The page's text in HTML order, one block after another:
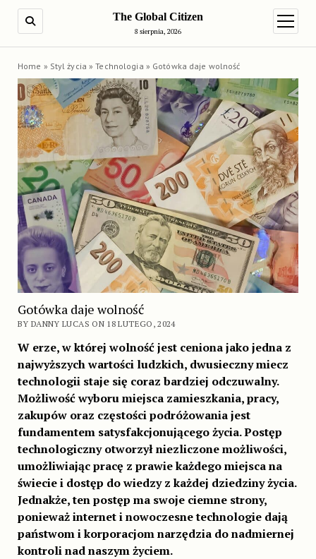
The Global Citizen
8 sierpnia, 2026
open
Home » Styl życia » Technologia » Gotówka daje wolność
Gotówka daje wolność
BY DANNY LUCAS ON 18 LUTEGO, 2024
W erze, w której wolność jest ceniona jako jedna z
najwyższych wartości ludzkich, dwusieczny miecz
technologii staje się coraz bardziej odczuwalny.
Możliwość wyboru miejsca zamieszkania, pracy,
zakupów oraz częstości podróżowania jest
fundamentem satysfakcjonującego życia. Postęp
technologiczny otworzył niezliczone możliwości,
umożliwiając pracę z prawie każdego miejsca na
świecie i dostęp do wiedzy z każdej dziedziny życia.
Jednakże, ten postęp ma swoje ciemne strony,
ponieważ internet i nowoczesne technologie dają
państwom i korporacjom narzędzia do nadmiernej
kontroli nad naszym życiem.